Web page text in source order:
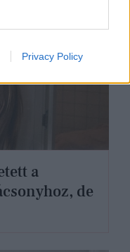
Privacy Policy
a
de